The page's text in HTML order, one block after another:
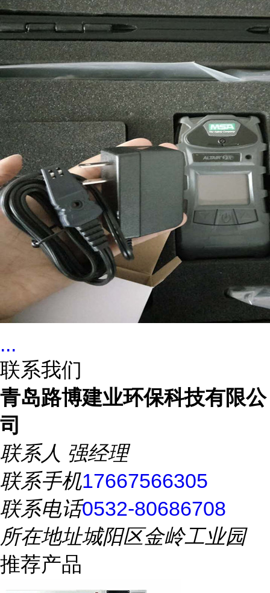
...
联系我们
青岛路博建业环保科技有限公
司
联系人 强经理
联系手机17667566305
联系电话0532-80686708
所在地址城阳区金岭工业园
推荐产品